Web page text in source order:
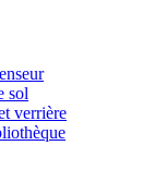
sol
verrière